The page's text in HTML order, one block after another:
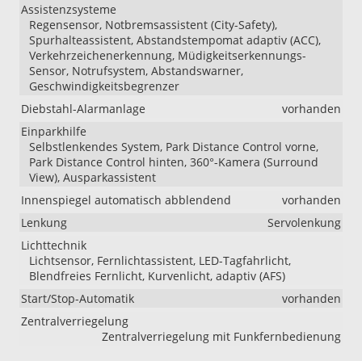
Assistenzsysteme
Regensensor, Notbremsassistent (City-Safety),
Spurhalteassistent, Abstandstempomat adaptiv (ACC),
Verkehrzeichenerkennung, Müdigkeitserkennungs-
Sensor, Notrufsystem, Abstandswarner,
Geschwindigkeitsbegrenzer
Diebstahl-Alarmanlage
vorhanden
Einparkhilfe
Selbstlenkendes System, Park Distance Control vorne,
Park Distance Control hinten, 360°-Kamera (Surround
View), Ausparkassistent
Innenspiegel automatisch abblendend
vorhanden
Lenkung
Servolenkung
Lichttechnik
Lichtsensor, Fernlichtassistent, LED-Tagfahrlicht,
Blendfreies Fernlicht, Kurvenlicht, adaptiv (AFS)
Start/Stop-Automatik
vorhanden
Zentralverriegelung
Zentralverriegelung mit Funkfernbedienung